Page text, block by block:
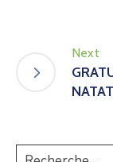
Next